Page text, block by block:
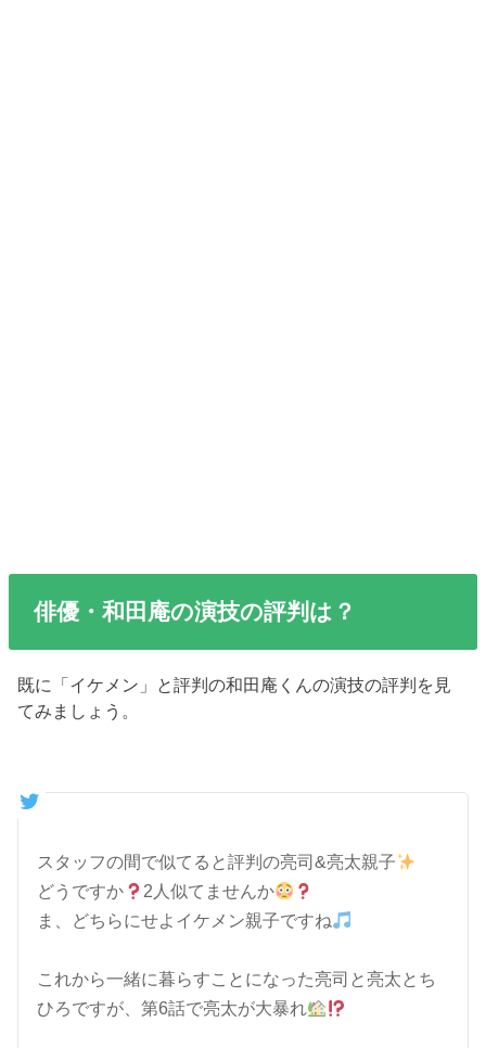
俳優・和田庵の演技の評判は？
既に「イケメン」と評判の和田庵くんの演技の評判を見
てみましょう。
スタッフの間で似てると評判の亮司&亮太親子
どうですか
2人似てませんか
ま、どちらにせよイケメン親子ですね
これから一緒に暮らすことになった亮司と亮太とち
ひろですが、第6話で亮太が大暴れ